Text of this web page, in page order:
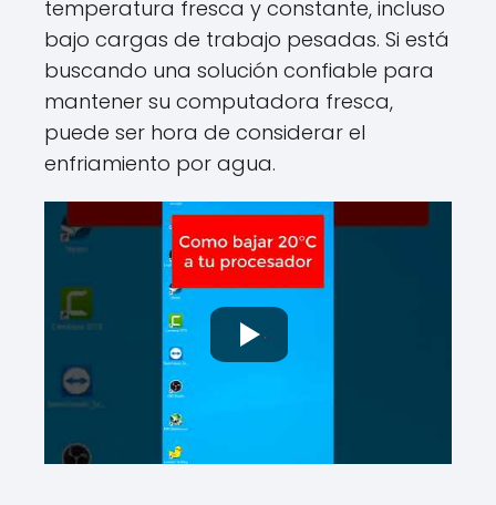
temperatura fresca y constante, incluso
bajo cargas de trabajo pesadas. Si está
buscando una solución confiable para
mantener su computadora fresca,
puede ser hora de considerar el
enfriamiento por agua.